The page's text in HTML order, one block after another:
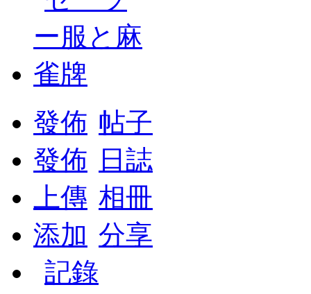
發佈 帖子
發佈
日誌
上傳 相冊
添加 分享
記錄